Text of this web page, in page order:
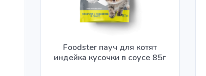
Foodster пауч для котят
индейка кусочки в соусе 85г